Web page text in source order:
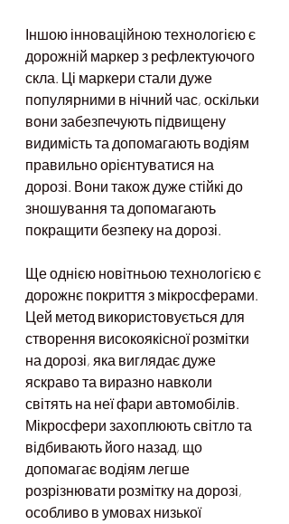
Іншою інноваційною технологією є
дорожній маркер з рефлектуючого
скла. Ці маркери стали дуже
популярними в нічний час, оскільки
вони забезпечують підвищену
видимість та допомагають водіям
правильно орієнтуватися на
дорозі. Вони також дуже стійкі до
зношування та допомагають
покращити безпеку на дорозі.
Ще однією новітньою технологією є
дорожнє покриття з мікросферами.
Цей метод використовується для
створення високоякісної розмітки
на дорозі, яка виглядає дуже
яскраво та виразно навколи
світять на неї фари автомобілів.
Мікросфери захоплюють світло та
відбивають його назад, що
допомагає водіям легше
розрізнювати розмітку на дорозі,
особливо в умовах низької